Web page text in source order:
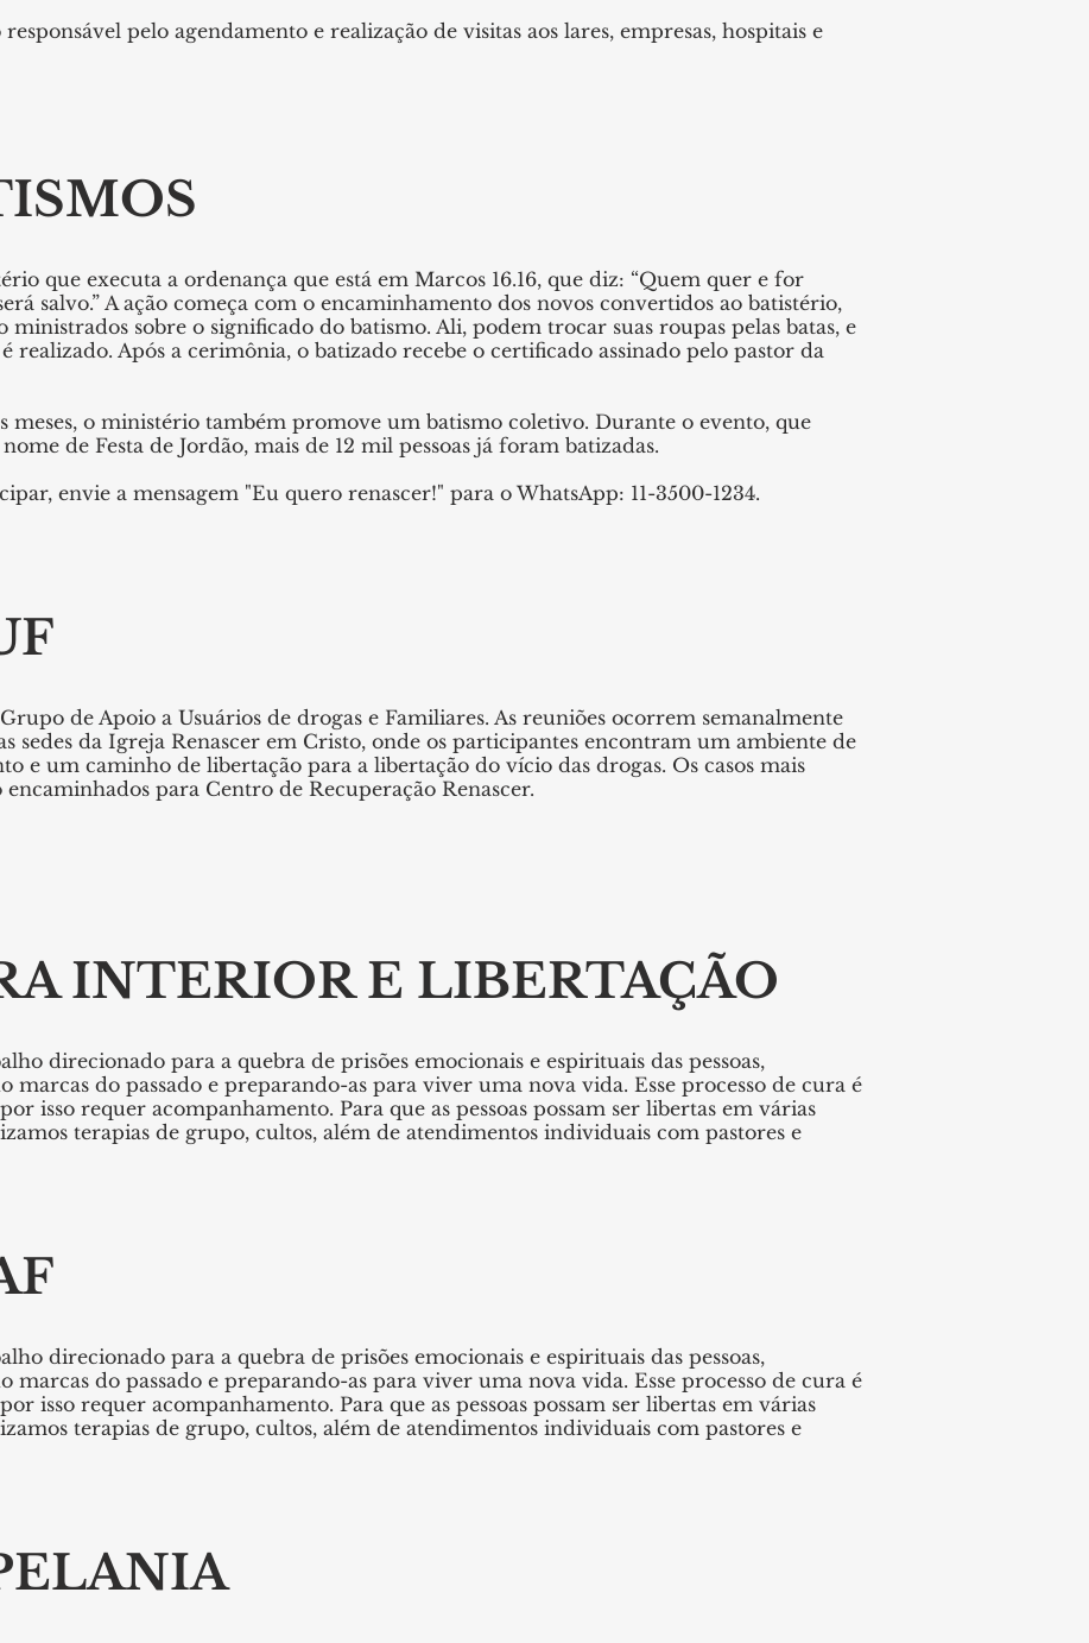
pelo agendamento e realização de visitas aos lares, empresas, hospitais e
que executa a ordenança que está em Marcos 16.16, que diz: “Quem quer e for
salvo.” A ação começa com o encaminhamento dos novos convertidos ao batistério,
ministrados sobre o significado do batismo. Ali, podem trocar suas roupas pelas batas, e
realizado. Após a cerimônia, o batizado recebe o certificado assinado pelo pastor da
meses, o ministério também promove um batismo coletivo. Durante o evento, que
de Festa de Jordão, mais de 12 mil pessoas já foram batizadas.
envie a mensagem "Eu quero renascer!" para o WhatsApp: 11-3500-1234.
de Apoio a Usuários de drogas e Familiares. As reuniões ocorrem semanalmente
sedes da Igreja Renascer em Cristo, onde os participantes encontram um ambiente de
e um caminho de libertação para a libertação do vício das drogas. Os casos mais
encaminhados para Centro de Recuperação Renascer.
INTERIOR E LIBERTAÇÃO
direcionado para a quebra de prisões emocionais e espirituais das pessoas,
marcas do passado e preparando-as para viver uma nova vida. Esse processo de cura é
isso requer acompanhamento. Para que as pessoas possam ser libertas em várias
terapias de grupo, cultos, além de atendimentos individuais com pastores e
direcionado para a quebra de prisões emocionais e espirituais das pessoas,
marcas do passado e preparando-as para viver uma nova vida. Esse processo de cura é
isso requer acompanhamento. Para que as pessoas possam ser libertas em várias
terapias de grupo, cultos, além de atendimentos individuais com pastores e